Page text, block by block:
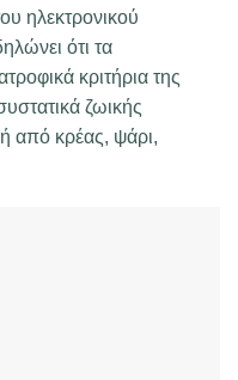
ηλεκτρονικού
ότι τα
κριτήρια της
ζωικής
από κρέας, ψάρι,